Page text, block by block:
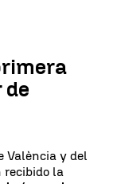
València y del
la